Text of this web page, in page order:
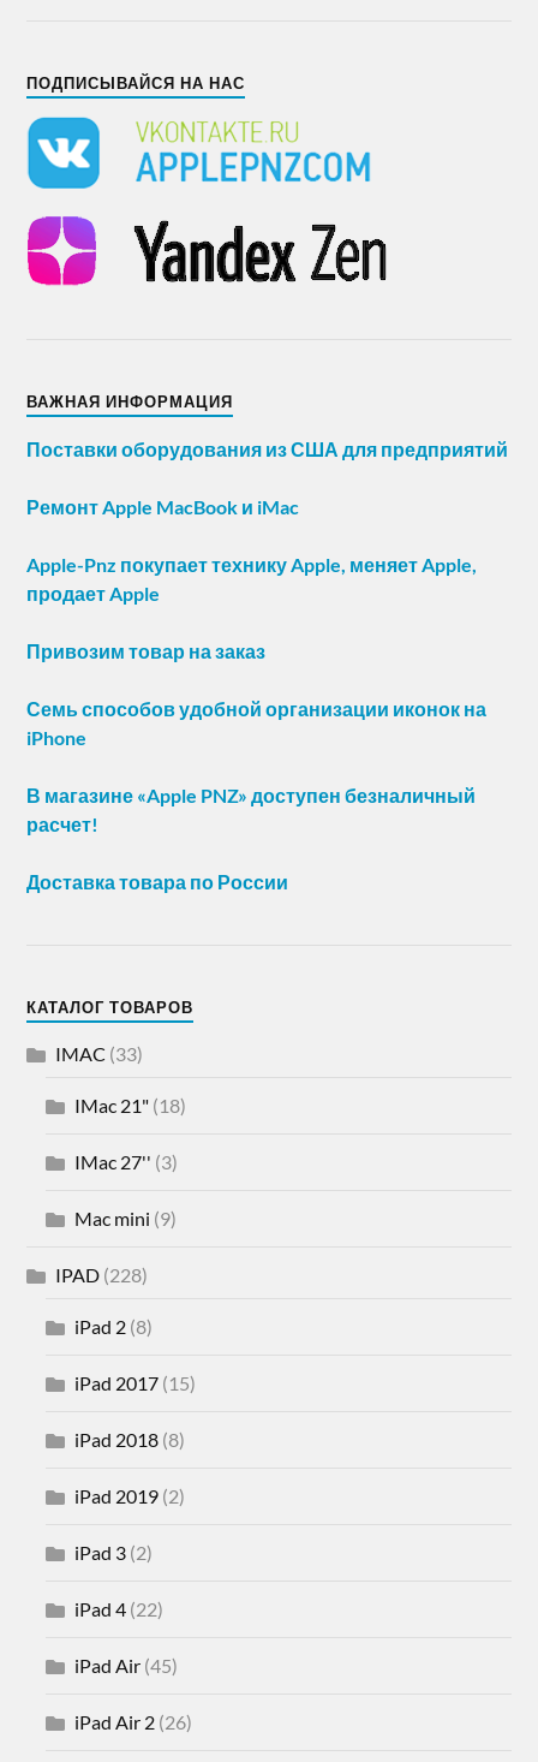
ПОДПИСЫВАЙСЯ НА НАС
ВАЖНАЯ ИНФОРМАЦИЯ
Поставки оборудования из США для предприятий
Ремонт Apple MacBook и iMac
Apple-Pnz покупает технику Apple, меняет Apple,
продает Apple
Привозим товар на заказ
Семь способов удобной организации иконок на
iPhone
В магазине «Apple PNZ» доступен безналичный
расчет!
Доставка товара по России
КАТАЛОГ ТОВАРОВ
IMAC (33)
IMac 21" (18)
IMac 27'' (3)
Mac mini (9)
IPAD (228)
iPad 2 (8)
iPad 2017 (15)
iPad 2018 (8)
iPad 2019 (2)
iPad 3 (2)
iPad 4 (22)
iPad Air (45)
iPad Air 2 (26)